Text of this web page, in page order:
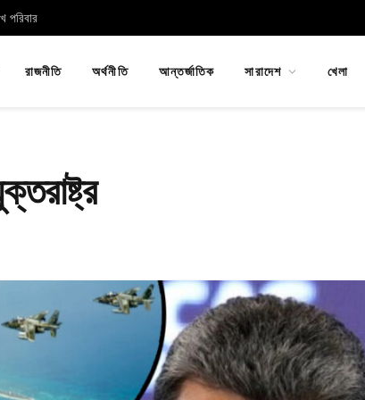
পরিবার
রাজনীতি অর্থনীতি আন্তর্জাতিক সারাদেশ খেলা